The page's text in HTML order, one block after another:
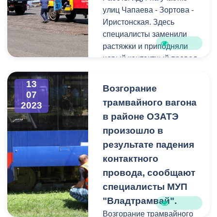
улиц Чапаева - Зортова -
Иристонская. Здесь
специалисты заменили
растяжки и приподняли
новый контактный провод
перевозящие
негабартиный груз.
13
07
2023
Возгорание
трамвайного вагона
в районе ОЗАТЭ
произошло в
результате падения
контактного
провода, сообщают
специалисты МУП
"Владтрамвай".
Возгорание трамвайного